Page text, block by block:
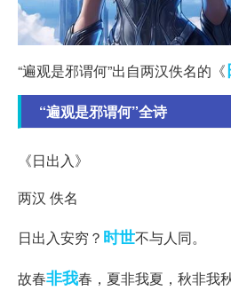
“遍观是邪谓何”出自两汉佚名的《
“遍观是邪谓何”全诗
《日出入》
两汉 佚名
日出入安穷？ 时世不与人同。
故春非我春，夏非我夏，秋非我